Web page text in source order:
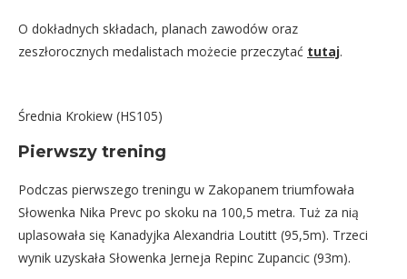
O dokładnych składach, planach zawodów oraz
zeszłorocznych medalistach możecie przeczytać tutaj.
Średnia Krokiew (HS105)
Pierwszy trening
Podczas pierwszego treningu w Zakopanem triumfowała
Słowenka Nika Prevc po skoku na 100,5 metra. Tuż za nią
uplasowała się Kanadyjka Alexandria Loutitt (95,5m). Trzeci
wynik uzyskała Słowenka Jerneja Repinc Zupancic (93m).